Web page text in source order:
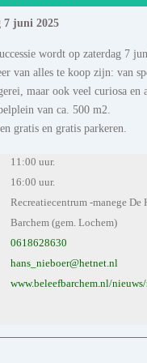
7 juni 2025
wordt op zaterdag 7
van alles te koop zijn: van
maar ook veel curiosa
van ca. 500 m2.
gratis en gratis parkeren.
11:00 uur.
16:00 uur.
Recreatiecentrum -manege De
Barchem (gem. Lochem)
0618628630
hans_nieboer@hetnet.nl
www.beleefbarchem.nl/